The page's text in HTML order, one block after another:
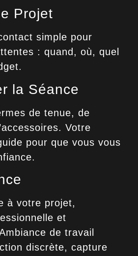
Projet
simple pour
: quand, où, quel
la Séance
de tenue, de
Votre
pour que vous vous
à votre projet,
et
de travail
discrète, capture